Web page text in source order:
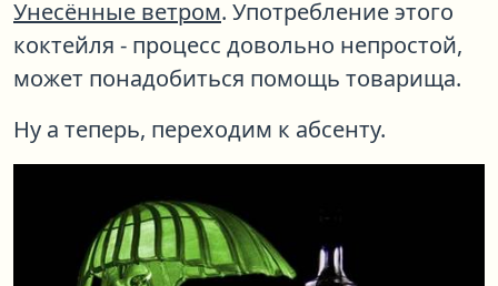
Унесённые ветром. Употребление этого
коктейля - процесс довольно непростой,
может понадобиться помощь товарища.
Ну а теперь, переходим к абсенту.